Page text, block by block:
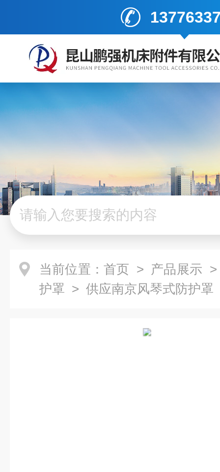
当前位置： 首页 > 产品展示
护罩 > 供应南京风琴式防护罩